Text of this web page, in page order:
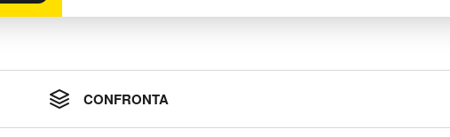
CONFRONTA